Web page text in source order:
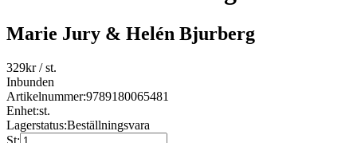
Marie Jury & Helén Bjurberg
329kr/ st.
Inbunden
Artikelnummer:9789180065481
Enhet:st.
Lagerstatus:Beställningsvara
St: